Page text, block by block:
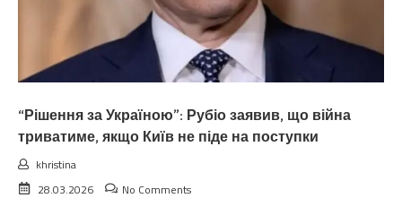
“Рішення за Україною”: Рубіо заявив, що війна
триватиме, якщо Київ не піде на поступки
khristina
28.03.2026
No Comments